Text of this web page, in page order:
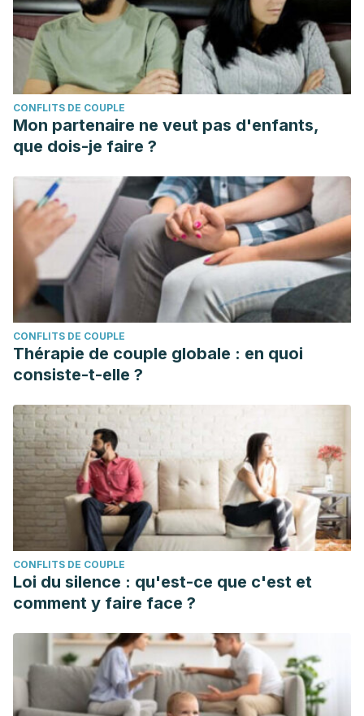
CONFLITS DE COUPLE
Mon partenaire ne veut pas d'enfants,
que dois-je faire ?
CONFLITS DE COUPLE
Thérapie de couple globale : en quoi
consiste-t-elle ?
CONFLITS DE COUPLE
Loi du silence : qu'est-ce que c'est et
comment y faire face ?